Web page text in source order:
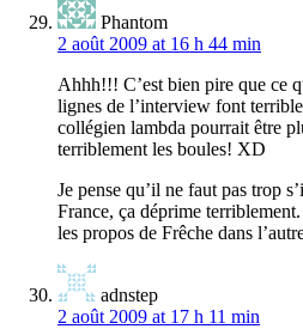
Phantom
2 août 2009 at 16 h 44 min
Ahhh!!! C’est bien pire que ce
lignes de l’interview font
collégien lambda pourrait être
terriblement les boules! XD
Je pense qu’il ne faut pas trop
France, ça déprime
les propos de Frêche dans
adnstep
2 août 2009 at 17 h 11 min